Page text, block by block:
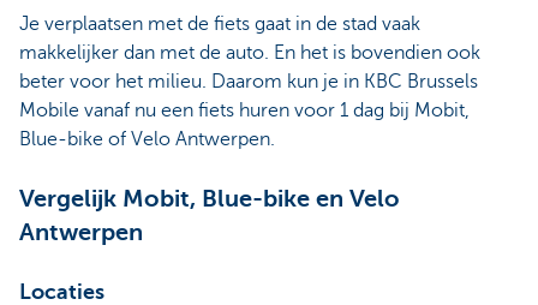
Je verplaatsen met de fiets gaat in de stad vaak
makkelijker dan met de auto. En het is bovendien ook
beter voor het milieu. Daarom kun je in KBC Brussels
Mobile vanaf nu een fiets huren voor 1 dag bij Mobit,
Blue-bike of Velo Antwerpen.
Vergelijk Mobit, Blue-bike en Velo
Antwerpen
Locaties